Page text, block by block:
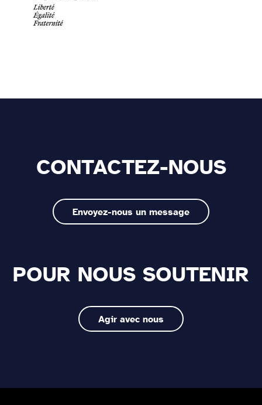
CONTACTEZ-NOUS
Envoyez-nous un message
POUR NOUS SOUTENIR
Agir avec nous